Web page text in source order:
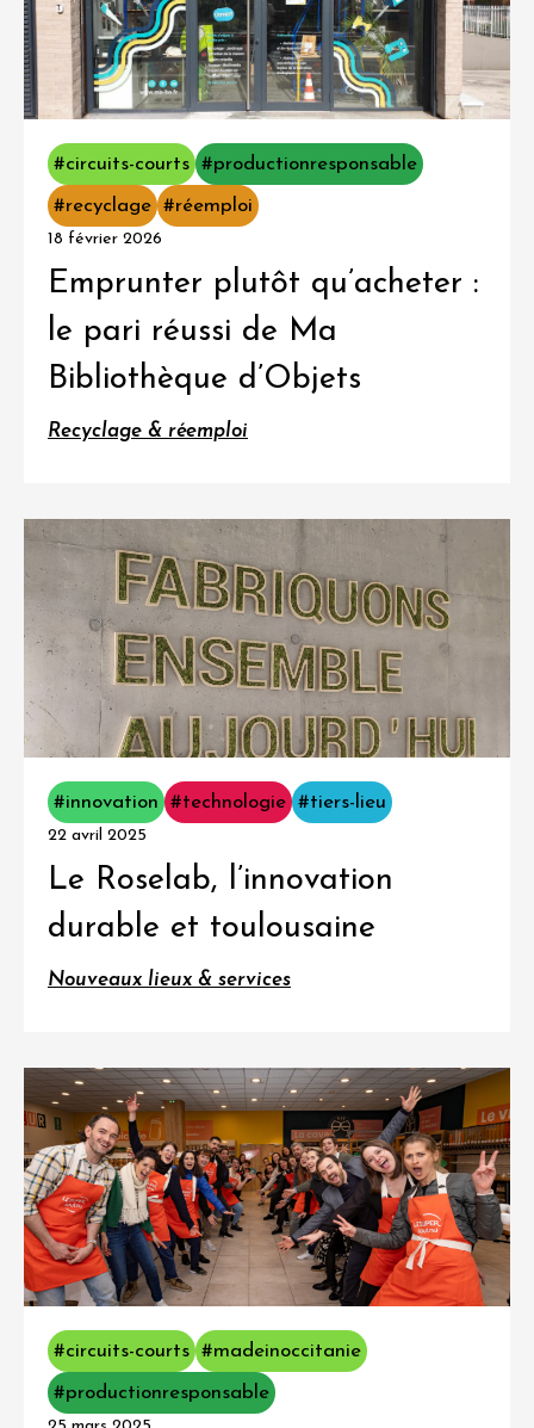
#circuits-courts #productionresponsable
#recyclage #réemploi
18 février 2026
Emprunter plutôt qu’acheter :
le pari réussi de Ma
Bibliothèque d’Objets
Recyclage & réemploi
#innovation #technologie #tiers-lieu
22 avril 2025
Le Roselab, l’innovation
durable et toulousaine
Nouveaux lieux & services
#circuits-courts #madeinoccitanie
#productionresponsable